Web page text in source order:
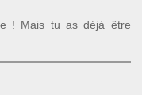
! Mais tu as déjà être